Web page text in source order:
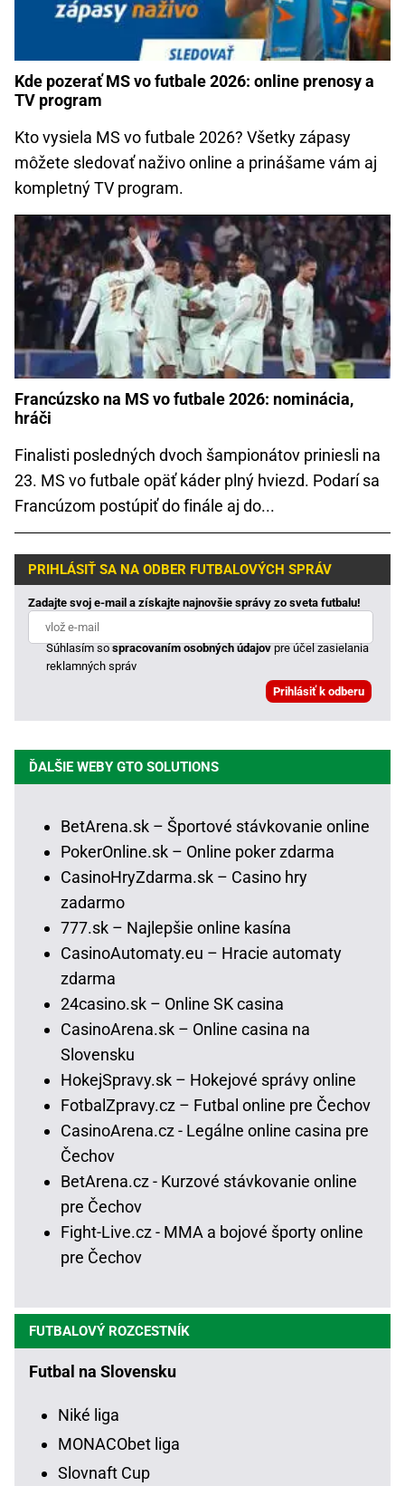
Kde pozerať MS vo futbale 2026: online prenosy a
TV program
Kto vysiela MS vo futbale 2026? Všetky zápasy
môžete sledovať naživo online a prinášame vám aj
kompletný TV program.
Francúzsko na MS vo futbale 2026: nominácia,
hráči
Finalisti posledných dvoch šampionátov priniesli na
23. MS vo futbale opäť káder plný hviezd. Podarí sa
Francúzom postúpiť do finále aj do...
PRIHLÁSIŤ SA NA ODBER FUTBALOVÝCH SPRÁV
Zadajte svoj e-mail a získajte najnovšie správy zo sveta futbalu!
Súhlasím sospracovaním osobných údajovpre účel zasielania
reklamných správ
ĎALŠIE WEBY GTO SOLUTIONS
BetArena.sk – Športové stávkovanie online
PokerOnline.sk – Online poker zdarma
CasinoHryZdarma.sk – Casino hry
zadarmo
777.sk – Najlepšie online kasína
CasinoAutomaty.eu – Hracie automaty
zdarma
24casino.sk – Online SK casina
CasinoArena.sk – Online casina na
Slovensku
HokejSpravy.sk – Hokejové správy online
FotbalZpravy.cz – Futbal online pre Čechov
CasinoArena.cz - Legálne online casina pre
Čechov
BetArena.cz - Kurzové stávkovanie online
pre Čechov
Fight-Live.cz - MMA a bojové športy online
pre Čechov
FUTBALOVÝ ROZCESTNÍK
Futbal na Slovensku
Niké liga
MONACObet liga
Slovnaft Cup